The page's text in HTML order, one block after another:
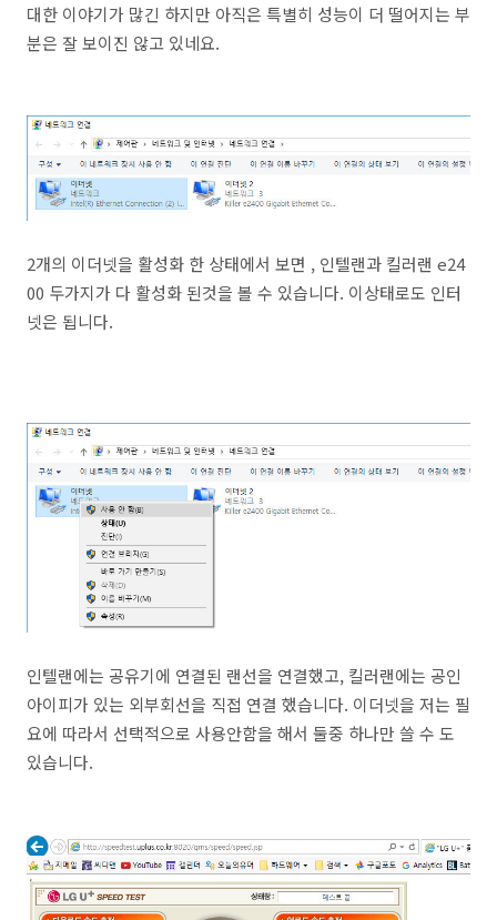
대한 이야기가 많긴 하지만 아직은 특별히 성능이 더 떨어지는 부
분은 잘 보이진 않고 있네요.
2개의 이더넷을 활성화 한 상태에서 보면 , 인텔랜과 킬러랜 e24
00 두가지가 다 활성화 된것을 볼 수 있습니다. 이상태로도 인터
넷은 됩니다.
인텔랜에는 공유기에 연결된 랜선을 연결했고, 킬러랜에는 공인
아이피가 있는 외부회선을 직접 연결 했습니다. 이더넷을 저는 필
요에 따라서 선택적으로 사용안함을 해서 둘중 하나만 쓸 수 도
있습니다.